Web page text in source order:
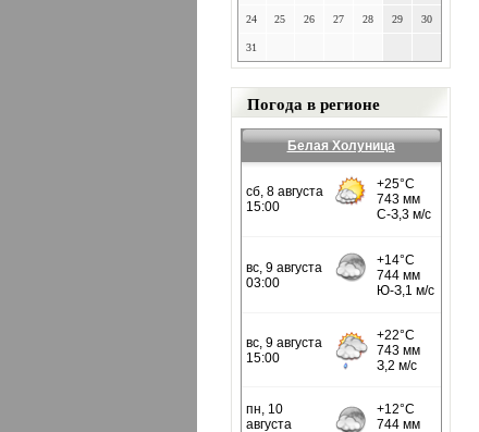
24 25 26 27 28 29 30
31
Погода в регионе
Белая Холуница